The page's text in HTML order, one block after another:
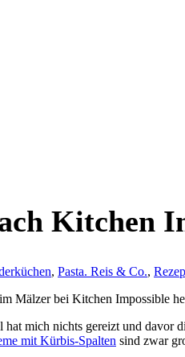
Kitchen
, Pasta. Reis & Co.,
Mälzer bei Kitchen Impossible
mich nichts gereizt und davor
mit Kürbis-Spalten sind zwar